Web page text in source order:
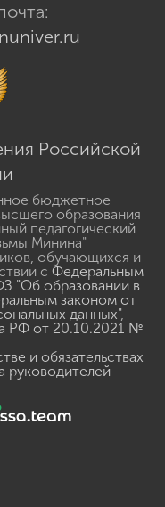
Российской
бюджетное
образования
педагогический
Минина"
обучающихся и
с Федеральным
"Об образовании в
законом от
данных",
РФ от 20.10.2021 №
и обязательствах
руководителей